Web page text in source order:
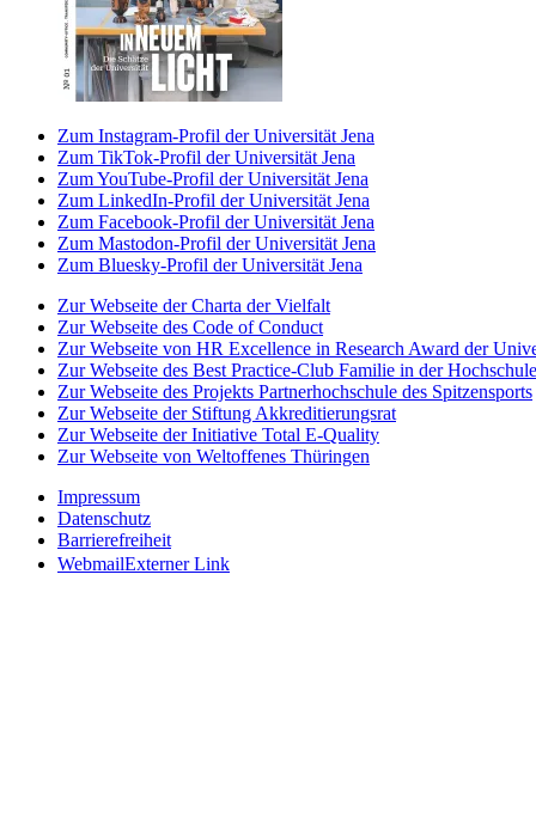
Zum Instagram-Profil der Universität Jena
Zum TikTok-Profil der Universität Jena
Zum YouTube-Profil der Universität Jena
Zum LinkedIn-Profil der Universität Jena
Zum Facebook-Profil der Universität Jena
Zum Mastodon-Profil der Universität Jena
Zum Bluesky-Profil der Universität Jena
Zur Webseite der Charta der Vielfalt
Zur Webseite des Code of Conduct
Zur Webseite von HR Excellence in Research Award der
Zur Webseite des Best Practice-Club Familie in der Hochschule
Zur Webseite des Projekts Partnerhochschule des Spitzensports
Zur Webseite der Stiftung Akkreditierungsrat
Zur Webseite der Initiative Total E-Quality
Zur Webseite von Weltoffenes Thüringen
Impressum
Datenschutz
Barrierefreiheit
WebmailExterner Link